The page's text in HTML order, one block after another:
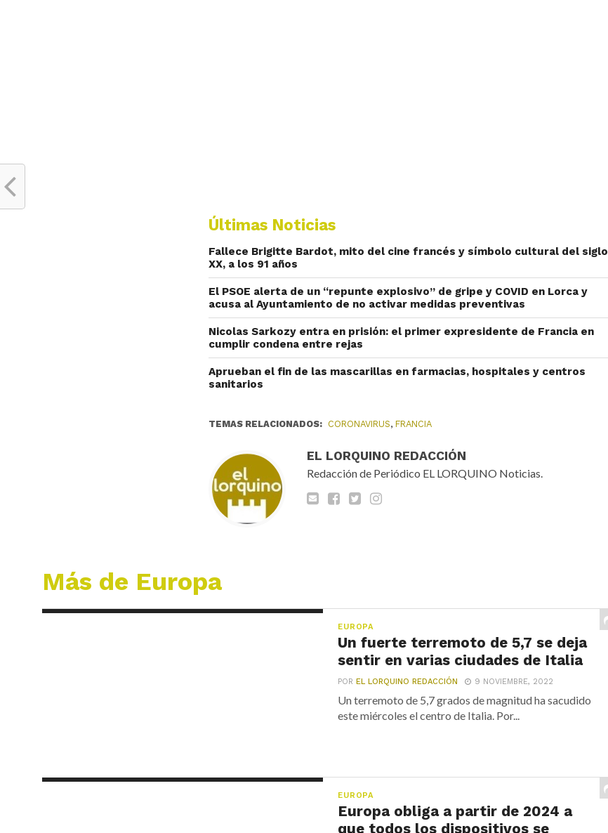
Últimas Noticias
Fallece Brigitte Bardot, mito del cine francés y símbolo cultural del siglo
XX, a los 91 años
El PSOE alerta de un “repunte explosivo” de gripe y COVID en Lorca y
acusa al Ayuntamiento de no activar medidas preventivas
Nicolas Sarkozy entra en prisión: el primer expresidente de Francia en
cumplir condena entre rejas
Aprueban el fin de las mascarillas en farmacias, hospitales y centros
sanitarios
TEMAS RELACIONADOS: CORONAVIRUS,FRANCIA
EL LORQUINO REDACCIÓN
Redacción de Periódico EL LORQUINO Noticias.
Más de Europa
EUROPA
Un fuerte terremoto de 5,7 se deja
sentir en varias ciudades de Italia
POREL LORQUINO REDACCIÓN 9 NOVIEMBRE, 2022
Un terremoto de 5,7 grados de magnitud ha sacudido
este miércoles el centro de Italia. Por...
EUROPA
Europa obliga a partir de 2024 a
que todos los dispositivos se